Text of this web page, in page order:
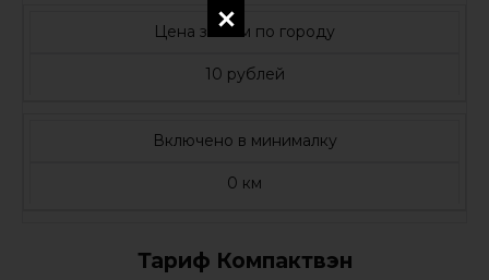
Цена за 1 км по городу
10 рублей
Включено в минималку
0 км
Тариф Компактвэн